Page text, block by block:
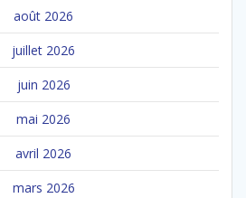
août 2026
juillet 2026
juin 2026
mai 2026
avril 2026
mars 2026